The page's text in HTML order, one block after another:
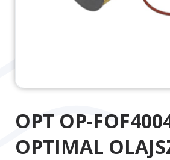
OPT OP-
OPTIMAL